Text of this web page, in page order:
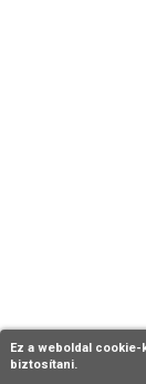
Ez a weboldal
biztosítani.